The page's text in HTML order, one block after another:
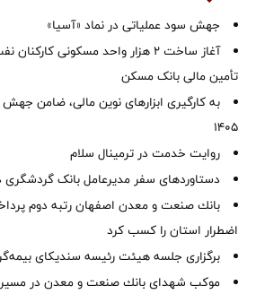
جهش سود عملیاتی در نماد «آسیا»
آغاز ساخت ۲ هزار واحد مسکونی
تأمین مالی بانک مسکن
به کارگیری ابزارهای نوین مالی، ضامن
1405
روایت خدمت در ترمینال سلام
دستاوردهای سفر مدیرعامل بانک گردشگری
بانك صنعت و معدن اصفهان رتبه دوم
اضطرار استان را كسب كرد
برگزاری جلسه هیئت رئیسه سندیکای
موكب شهدای بانك صنعت و معدن در مسیر